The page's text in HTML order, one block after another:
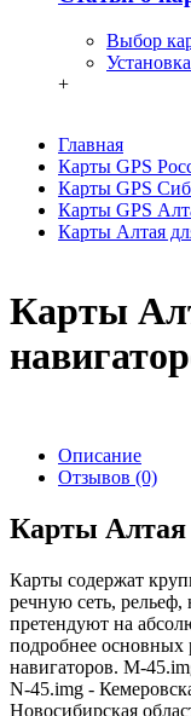
Выбор
+
Главная
Карты GPS
Карты GPS
Карты GPS
Карты Алтая
Карты
Описание
Отзывов (0)
Карты Алтая
Карты содержат
речную сеть,
претендуют на
подробнее основных
навигаторов. M-
N-45.img -
Новосибирская